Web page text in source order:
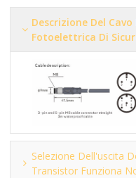
Descrizione Del
Fotoelettrica Di
Selezione Dell'uscita
Transistor Funziona